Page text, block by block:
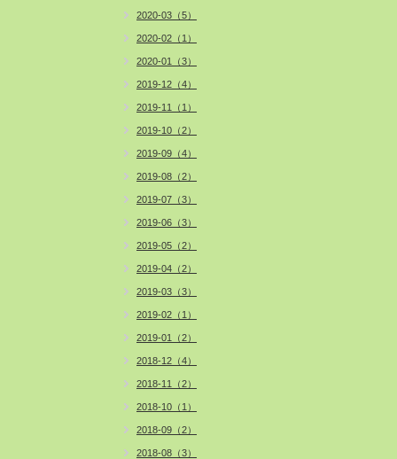
2020-03（5）
2020-02（1）
2020-01（3）
2019-12（4）
2019-11（1）
2019-10（2）
2019-09（4）
2019-08（2）
2019-07（3）
2019-06（3）
2019-05（2）
2019-04（2）
2019-03（3）
2019-02（1）
2019-01（2）
2018-12（4）
2018-11（2）
2018-10（1）
2018-09（2）
2018-08（3）